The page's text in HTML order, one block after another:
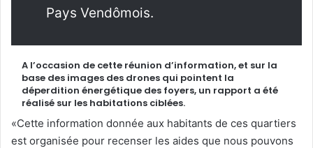
Pays Vendômois.
A l’occasion de cette réunion d’information, et sur la
base des images des drones qui pointent la
déperdition énergétique des foyers, un rapport a été
réalisé sur les habitations ciblées.
«Cette information donnée aux habitants de ces quartiers
est organisée pour recenser les aides que nous pouvons